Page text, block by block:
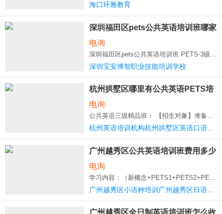
海口环雅教育
深圳福田区pets公共英语培训班哪家
专业
电询
深圳宝安博智职业技能培训学校
杭州拱墅区哪里有公共英语PETS培
训班
电询
公共英语三级精品班： 【招生对象】准备参加PETS三级考试，但不熟悉出题思路的考生
杭州英语培训机构杭州拱墅区英语口语培训杭州西湖区商务英语培训
广州越秀区公共英语培训班费用多少
电询